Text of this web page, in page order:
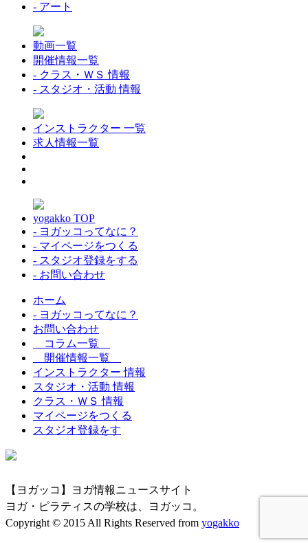
- アート
動画一覧
開催情報一覧
- クラス・ＷＳ 情報
- スタジオ・活動 情報
インストラクター 一覧
求人情報一覧
yogakko TOP
- ヨガッコってなに？
- マイページをつくる
- スタジオ登録をする
- お問い合わせ
ホーム
- ヨガッコってなに？
お問い合わせ
コラム一覧
開催情報一覧
インストラクター 情報
スタジオ・活動 情報
クラス・ＷＳ 情報
マイページをつくる
スタジオ登録をす
【ヨガッコ】ヨガ情報ニュースサイト
ヨガ・ピラティスの学校は、ヨガッコ。
Copyright © 2015 All Rights Reserved from yogakko